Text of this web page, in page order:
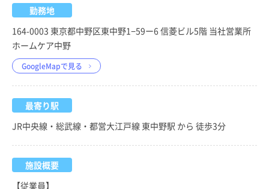
勤務地
164-0003 東京都中野区東中野1−59ー6 信菱ビル5階 当社営業所
ホームケア中野
GoogleMapで見る
最寄り駅
JR中央線・総武線・都営大江戸線 東中野駅 から 徒歩3分
施設概要
【従業員】